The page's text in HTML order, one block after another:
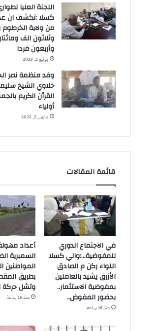
اللجنة العليا
كسلا :تكشف ان
من ولاية
وثلاثون الف
وأربعون فردا
يونيو 2, 2023
وفد منظمة نصر
خلاوي الشيخ
القرأن الكريم
أولياء
مارس 2, 2023
قائمة المقالات
في الاجتماع الدوري
للمفوضية…:والي كسلا
اللواء ركن م الصادق
الأزرق يشيد بالعاملين
بمفوضية الاستثمار..
بحضور المفوض..
منذ 16 ساعة
أعداد
السمبرية
المواطنين
بطريق
وتشل حركة
منذ 16 ساعة